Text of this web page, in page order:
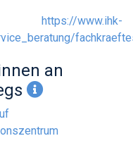
https://www.ihk-
an